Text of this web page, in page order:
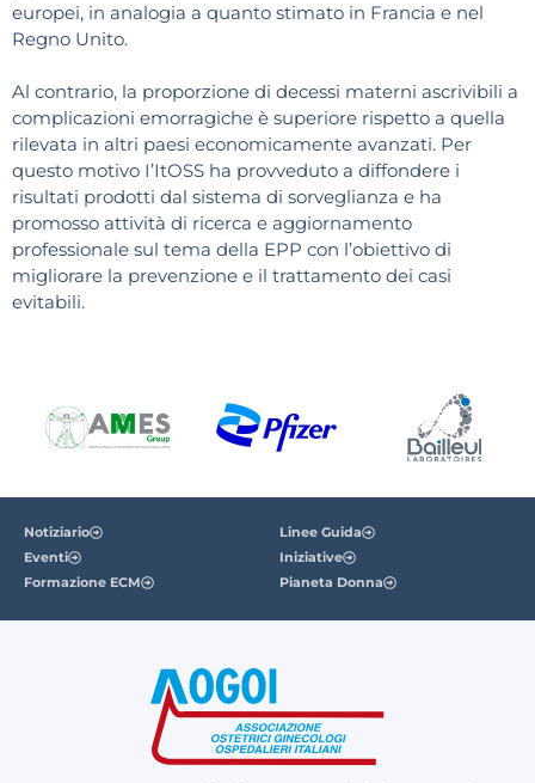
europei, in analogia a quanto stimato in Francia e nel
Regno Unito.
Al contrario, la proporzione di decessi materni ascrivibili a
complicazioni emorragiche è superiore rispetto a quella
rilevata in altri paesi economicamente avanzati. Per
questo motivo I’ItOSS ha provveduto a diffondere i
risultati prodotti dal sistema di sorveglianza e ha
promosso attività di ricerca e aggiornamento
professionale sul tema della EPP con l’obiettivo di
migliorare la prevenzione e il trattamento dei casi
evitabili.
Notiziario
Eventi
Formazione ECM
Linee Guida
Iniziative
Pianeta Donna